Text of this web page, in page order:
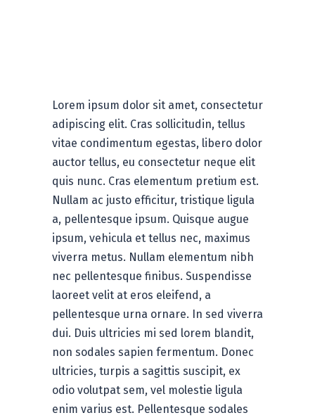
Lorem ipsum dolor sit amet, consectetur
adipiscing elit. Cras sollicitudin, tellus
vitae condimentum egestas, libero dolor
auctor tellus, eu consectetur neque elit
quis nunc. Cras elementum pretium est.
Nullam ac justo efficitur, tristique ligula
a, pellentesque ipsum. Quisque augue
ipsum, vehicula et tellus nec, maximus
viverra metus. Nullam elementum nibh
nec pellentesque finibus. Suspendisse
laoreet velit at eros eleifend, a
pellentesque urna ornare. In sed viverra
dui. Duis ultricies mi sed lorem blandit,
non sodales sapien fermentum. Donec
ultricies, turpis a sagittis suscipit, ex
odio volutpat sem, vel molestie ligula
enim varius est. Pellentesque sodales